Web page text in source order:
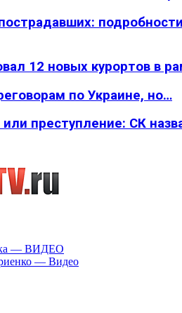
12 новых курортов в
по Украине, но…
преступление: СК
— ВИДЕО
— Видео